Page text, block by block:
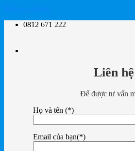
0812 671 222
Liên
Để được tư vấn
Họ và tên (*)
Email của bạn(*)